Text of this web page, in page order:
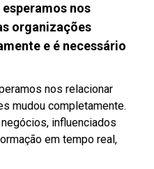
nos
organizações
e é necessário
nos relacionar
mudou completamente.
influenciados
em tempo real,